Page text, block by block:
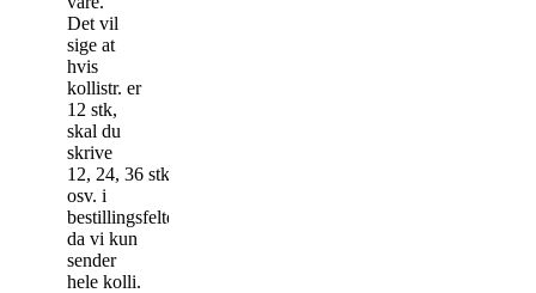
Det vil
sige at
hvis
kollistr. er
12 stk,
skal du
skrive
12, 24, 36 stk
osv. i
bestillingsfeltet,
da vi kun
sender
hele kolli.